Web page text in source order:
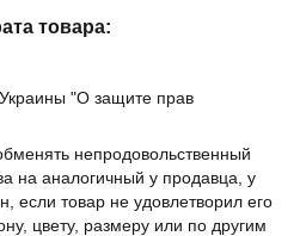
товара:
"О защите прав
непродовольственный
на аналогичный у продавца, у
если товар не удовлетворил его
цвету, размеру или по другим